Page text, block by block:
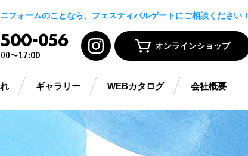
フォームのことなら、フェスティバルゲートにご相談ください！
オンラインショップ
ギャラリー WEBカタログ 会社概要